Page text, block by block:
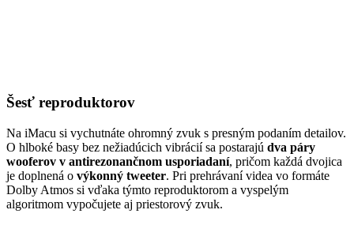
Šesť reproduktorov
Na iMacu si vychutnáte ohromný zvuk s presným podaním detailov.
O hlboké basy bez nežiadúcich vibrácií sa postarajú dva páry
wooferov v antirezonančnom usporiadaní, pričom každá dvojica
je doplnená o výkonný tweeter. Pri prehrávaní videa vo formáte
Dolby Atmos si vďaka týmto reproduktorom a vyspelým
algoritmom vypočujete aj priestorový zvuk.